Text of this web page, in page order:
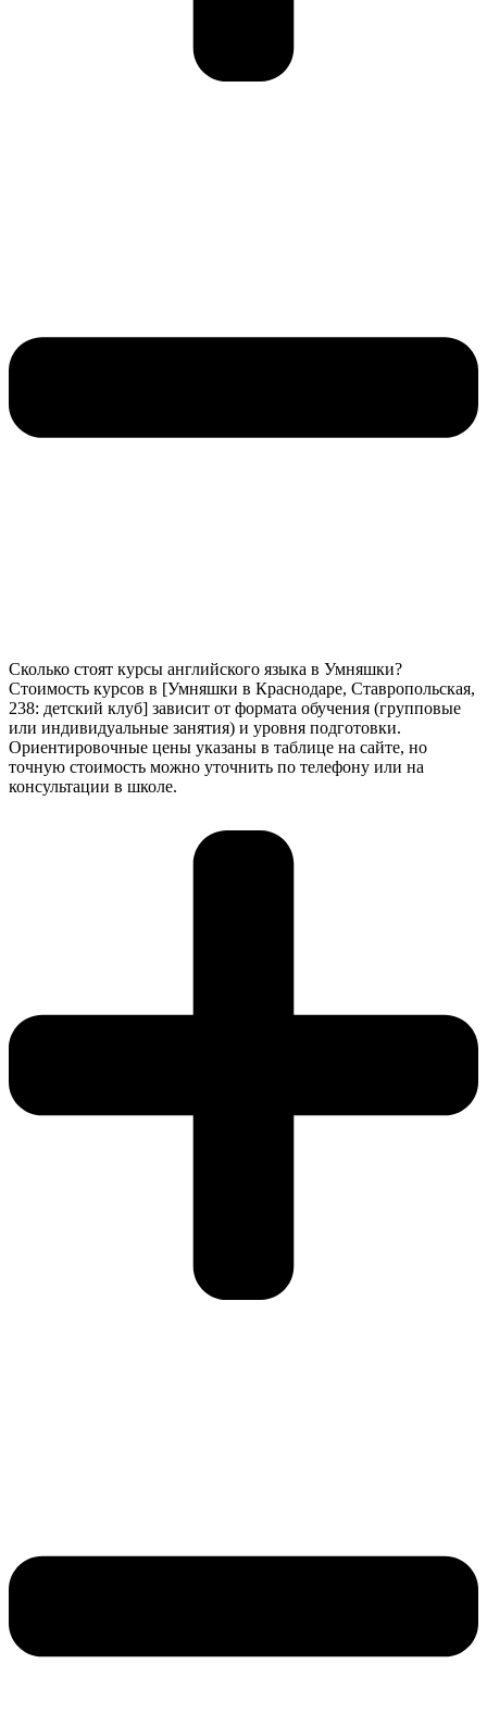
Сколько стоят курсы английского языка в Умняшки?
Стоимость курсов в [Умняшки в Краснодаре, Ставропольская,
238: детский клуб] зависит от формата обучения (групповые
или индивидуальные занятия) и уровня подготовки.
Ориентировочные цены указаны в таблице на сайте, но
точную стоимость можно уточнить по телефону или на
консультации в школе.